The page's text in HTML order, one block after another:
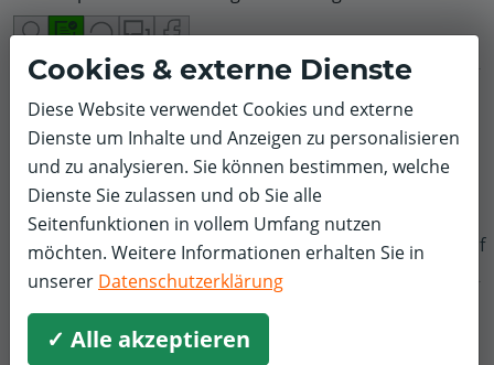
Markus H.KlimaanlageBMW
5,0/5
Super, von der Bestellung bis zu Abholung. Sehr nettes
Personal . Ablauf lief reibungslos. Gerne wieder ??
Andreas Q.Inspektion und Wartung
5,0/5
Cookies & externe Dienste
Diese Website verwendet Cookies und externe
Dienste um Inhalte und Anzeigen zu personalisieren
und zu analysieren. Sie können bestimmen, welche
Dienste Sie zulassen und ob Sie alle
Seitenfunktionen in vollem Umfang nutzen
möchten. Weitere Informationen erhalten Sie in
unserer Datenschutzerklärung
✓ Alle akzeptieren
f